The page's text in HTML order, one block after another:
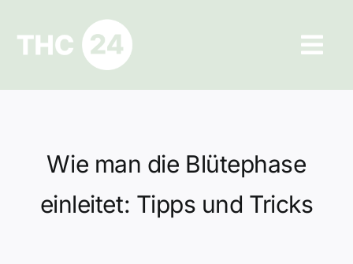
springen
Ratgeber
Datenschutz
Wie man die Blütephase
einleitet: Tipps und Tricks